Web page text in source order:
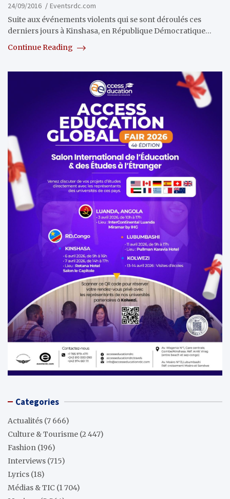
24/09/2016
Eventsrdc.com
Suite aux événements violents qui se sont déroulés ces
derniers jours à Kinshasa, en République Démocratique…
Continue Reading
Categories
Actualités (7 666)
Culture & Tourisme (2 447)
Fashion (196)
Interviews (715)
Lyrics (18)
Médias & TIC (1 704)